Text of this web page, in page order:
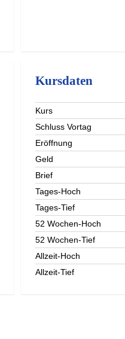
Kursdaten
Kurs
Schluss Vortag
Eröffnung
Geld
Brief
Tages-Hoch
Tages-Tief
52 Wochen-Hoch
52 Wochen-Tief
Allzeit-Hoch
Allzeit-Tief